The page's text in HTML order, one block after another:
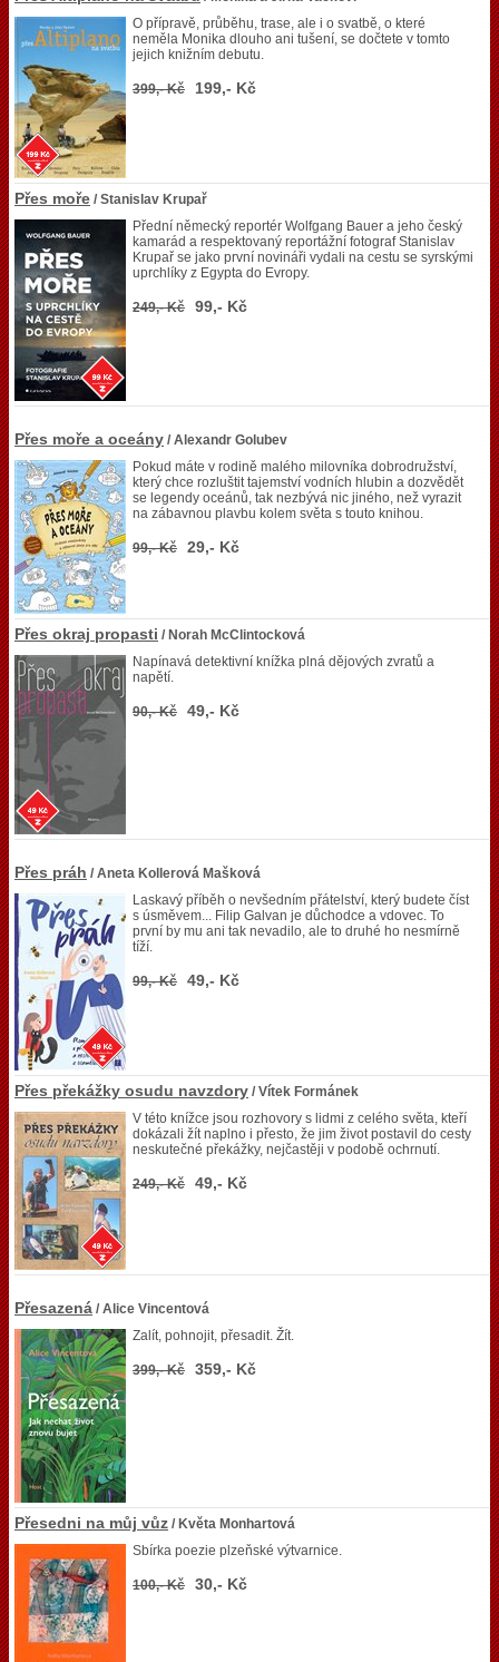
O přípravě, průběhu, trase, ale i o svatbě, o které
neměla Monika dlouho ani tušení, se dočtete v tomto
jejich knižním debutu.
399,- Kč 199,- Kč
Přes moře / Stanislav Krupař
Přední německý reportér Wolfgang Bauer a jeho český
kamarád a respektovaný reportážní fotograf Stanislav
Krupař se jako první novináři vydali na cestu se syrskými
uprchlíky z Egypta do Evropy.
249,- Kč 99,- Kč
Přes moře a oceány / Alexandr Golubev
Pokud máte v rodině malého milovníka dobrodružství,
který chce rozluštit tajemství vodních hlubin a dozvědět
se legendy oceánů, tak nezbývá nic jiného, než vyrazit
na zábavnou plavbu kolem světa s touto knihou.
99,- Kč 29,- Kč
Přes okraj propasti / Norah McClintocková
Napínavá detektivní knížka plná dějových zvratů a
napětí.
90,- Kč 49,- Kč
Přes práh / Aneta Kollerová Mašková
Laskavý příběh o nevšedním přátelství, který budete číst
s úsměvem... Filip Galvan je důchodce a vdovec. To
první by mu ani tak nevadilo, ale to druhé ho nesmírně
tíží.
99,- Kč 49,- Kč
Přes překážky osudu navzdory / Vítek Formánek
V této knížce jsou rozhovory s lidmi z celého světa, kteří
dokázali žít naplno i přesto, že jim život postavil do cesty
neskutečné překážky, nejčastěji v podobě ochrnutí.
249,- Kč 49,- Kč
Přesazená / Alice Vincentová
Zalít, pohnojit, přesadit. Žít.
399,- Kč 359,- Kč
Přesedni na můj vůz / Květa Monhartová
Sbírka poezie plzeňské výtvarnice.
100,- Kč 30,- Kč